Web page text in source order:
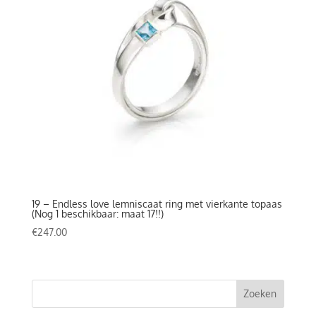
19 – Endless love lemniscaat ring met vierkante topaas
(Nog 1 beschikbaar: maat 17!!)
€247.00